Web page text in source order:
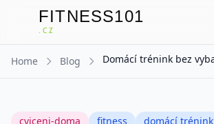
FITNESS101
.CZ
Home Blog
cviceni-doma fitness domácí trénink